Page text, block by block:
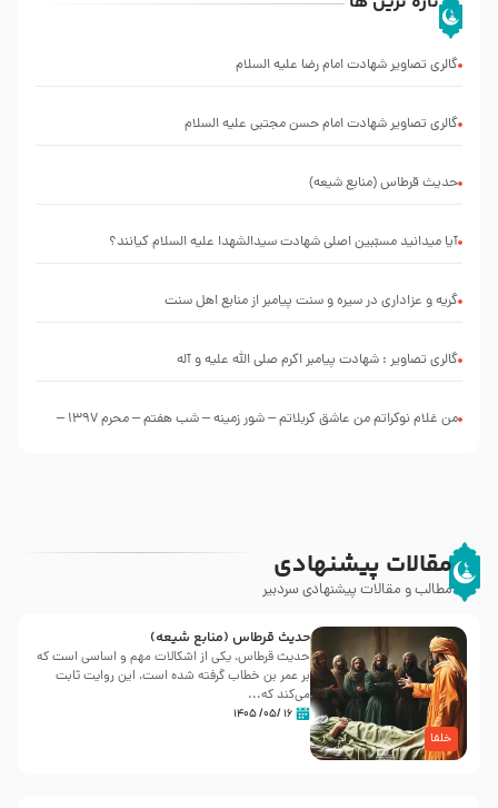
گالری تصاویر شهادت امام رضا علیه السلام
گالری تصاویر شهادت امام حسن مجتبی علیه السلام
حدیث قرطاس (منابع شیعه)
آیا میدانید مسبّبین اصلی شهادت سیدالشهدا علیه ‌السلام کیانند؟
گریه و عزاداری در سیره و سنت پیامبر از منابع اهل سنت
گالری تصاویر : شهادت پیامبر اکرم صلی الله علیه و آله
من غلام نوکراتم من عاشق کربلاتم – شور زمینه – شب هفتم – محرم 1397 –
مقالات پیشنهادی
مطالب و مقالات پیشنهادی سردبیر
خلفا
حدیث قرطاس (منابع شیعه)
حدیث قرطاس، یکی از اشکالات مهم و اساسی است که
بر عمر بن خطاب گرفته شده است، این روایت ثابت
می‌کند که...
۱۶ /۰۵/ ۱۴۰۵